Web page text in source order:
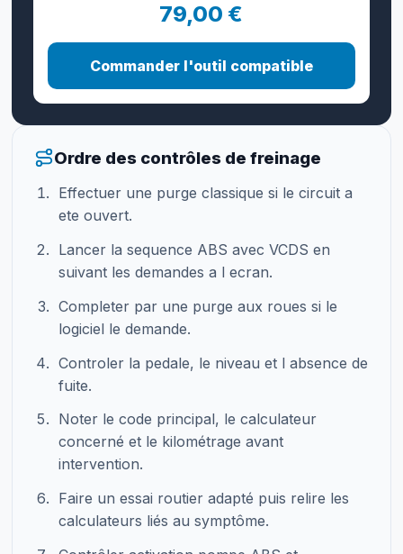
79,00 €
Commander l'outil compatible
Ordre des contrôles de freinage
Effectuer une purge classique si le circuit a
ete ouvert.
Lancer la sequence ABS avec VCDS en
suivant les demandes a l ecran.
Completer par une purge aux roues si le
logiciel le demande.
Controler la pedale, le niveau et l absence de
fuite.
Noter le code principal, le calculateur
concerné et le kilométrage avant
intervention.
Faire un essai routier adapté puis relire les
calculateurs liés au symptôme.